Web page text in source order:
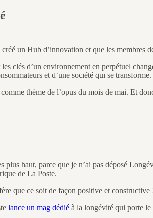
un Hub d’innovation et que les
clés d’un environnement en perpétuel
et d’une société qui se
thème de l’opus du mois de mai. Et
plus haut, parce que je n’ai pas déposé
de La Poste.
que ce soit de façon positive et constructive !
lance un mag dédié à la longévité qui porte